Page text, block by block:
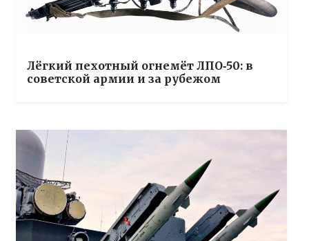
Лёгкий пехотный огнемёт ЛПО‑50: в
советской армии и за рубежом